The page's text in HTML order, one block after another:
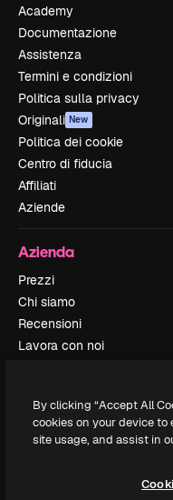
Academy
Documentazione
Assistenza
Termini e condizioni
Politica sulla privacy
Originali New
Politica dei cookie
Centro di fiducia
Affiliati
Aziende
Azienda
Prezzi
Chi siamo
Recensioni
Lavora con noi
Eventi
Slidesgo
By clicking “Accept All
cookies on your device
site usage, and assist in